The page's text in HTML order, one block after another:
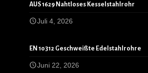
AUS 1629 Nahtloses Kesselstahlrohr
Juli 4, 2026
EN 10312 Geschweißte Edelstahlrohre
Juni 22, 2026